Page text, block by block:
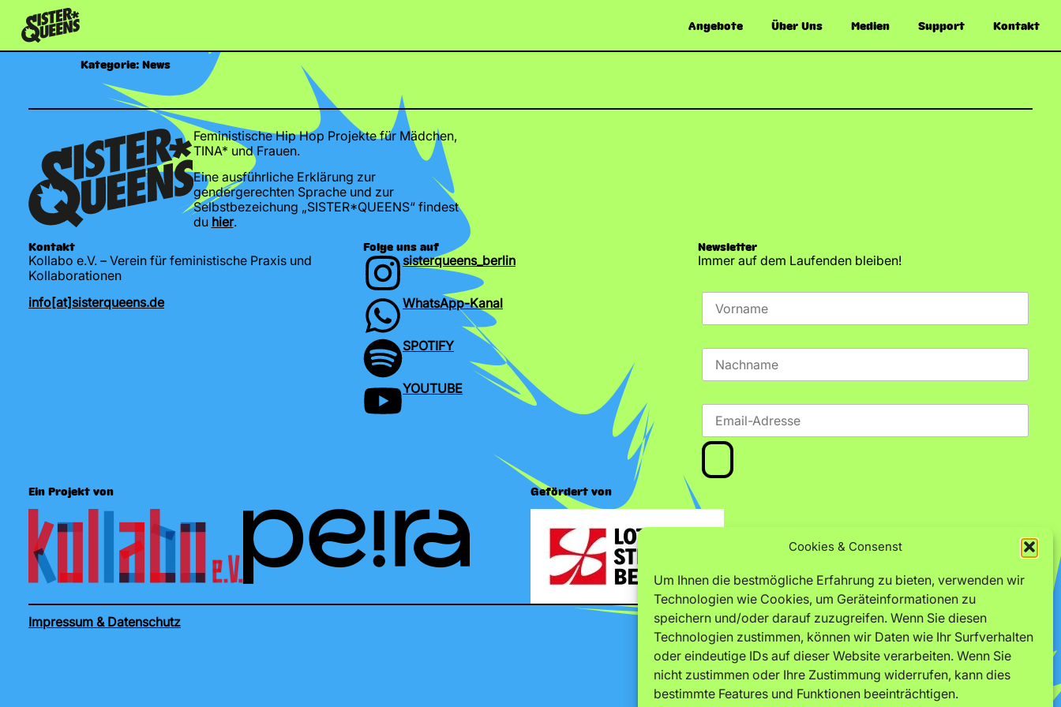
Cookies & Consenst
Um Ihnen die bestmögliche Erfahrung zu bieten, verwenden wir
Technologien wie Cookies, um Geräteinformationen zu
speichern und/oder darauf zuzugreifen. Wenn Sie diesen
Technologien zustimmen, können wir Daten wie Ihr Surfverhalten
oder eindeutige IDs auf dieser Website verarbeiten. Wenn Sie
nicht zustimmen oder Ihre Zustimmung widerrufen, kann dies
bestimmte Features und Funktionen beeinträchtigen.
Angebote Über Uns Medien Support Kontakt
Kategorie: News
Feministische Hip Hop Projekte für Mädchen,
TINA* und Frauen.
Eine ausführliche Erklärung zur
gendergerechten Sprache und zur
Selbstbezeichung „SISTER*QUEENS“ findest
du hier.
Kontakt
Kollabo e.V. – Verein für feministische Praxis und
Kollaborationen
info[at]sisterqueens.de
Folge uns auf
sisterqueens_berlin
WhatsApp-Kanal
SPOTIFY
YOUTUBE
Newsletter
Immer auf dem Laufenden bleiben!
Ein Projekt von Gefördert von
Impressum & Datenschutz © 2025 Kollabo e.V.